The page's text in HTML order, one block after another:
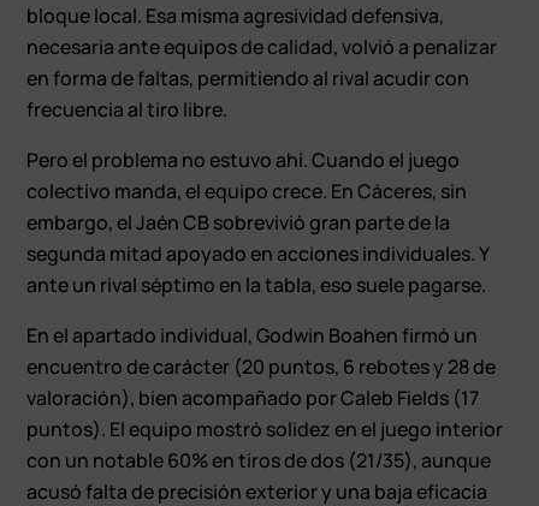
bloque local. Esa misma agresividad defensiva,
necesaria ante equipos de calidad, volvió a penalizar
en forma de faltas, permitiendo al rival acudir con
frecuencia al tiro libre.
Pero el problema no estuvo ahí. Cuando el juego
colectivo manda, el equipo crece. En Cáceres, sin
embargo, el Jaén CB sobrevivió gran parte de la
segunda mitad apoyado en acciones individuales. Y
ante un rival séptimo en la tabla, eso suele pagarse.
En el apartado individual, Godwin Boahen firmó un
encuentro de carácter (20 puntos, 6 rebotes y 28 de
valoración), bien acompañado por Caleb Fields (17
puntos). El equipo mostró solidez en el juego interior
con un notable 60% en tiros de dos (21/35), aunque
acusó falta de precisión exterior y una baja eficacia